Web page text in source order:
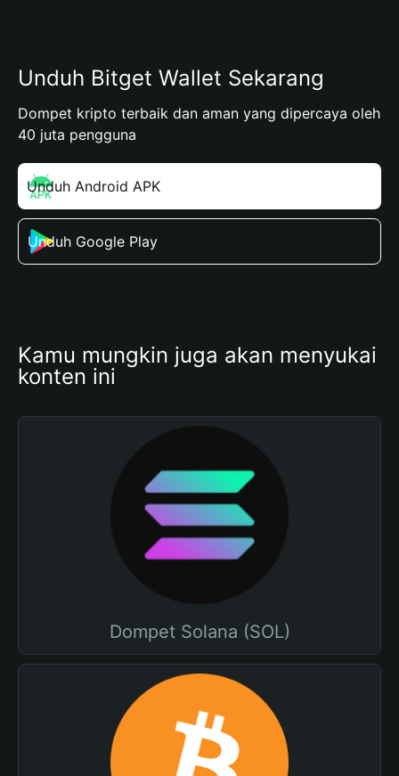
Unduh Bitget Wallet Sekarang
Dompet kripto terbaik dan aman yang dipercaya oleh
40 juta pengguna
Unduh Android APK
Unduh Google Play
Kamu mungkin juga akan menyukai
konten ini
Dompet Solana (SOL)